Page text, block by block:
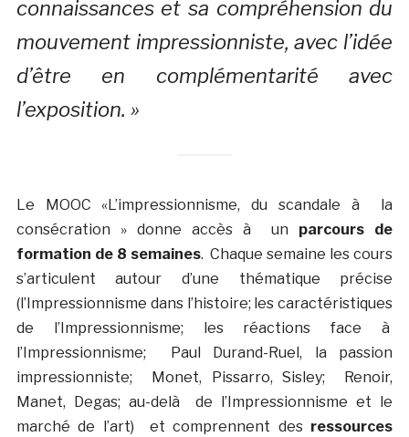
connaissances et sa compréhension du
mouvement impressionniste, avec l’idée
d’être en complémentarité avec
l’exposition. »
Le MOOC «L’impressionnisme, du scandale à la
consécration » donne accès à un parcours de
formation de 8 semaines. Chaque semaine les cours
s’articulent autour d’une thématique précise
(l’Impressionnisme dans l’histoire; les caractéristiques
de l’Impressionnisme; les réactions face à
l’Impressionnisme; Paul Durand-Ruel, la passion
impressionniste; Monet, Pissarro, Sisley; Renoir,
Manet, Degas; au-delà de l’Impressionnisme et le
marché de l’art) et comprennent des ressources